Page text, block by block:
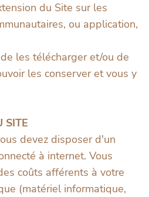
du Site sur les
ou application,
les télécharger et/ou de
les conserver et vous y
SITE
devez disposer d'un
à internet. Vous
coûts afférents à votre
(matériel informatique,